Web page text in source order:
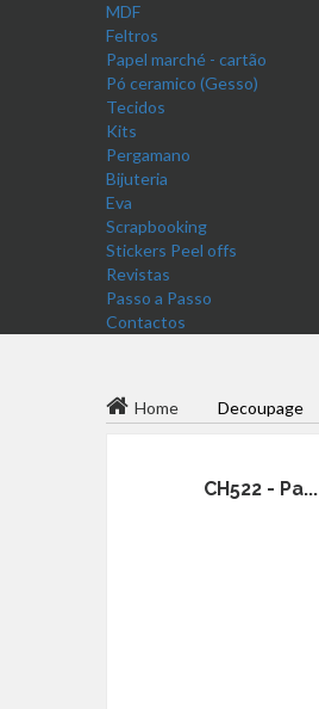
MDF
Feltros
Papel marché - cartão
Pó ceramico (Gesso)
Tecidos
Kits
Pergamano
Bijuteria
Eva
Scrapbooking
Stickers Peel offs
Revistas
Passo a Passo
Contactos
Home Decoupage
CH522 - Pa...